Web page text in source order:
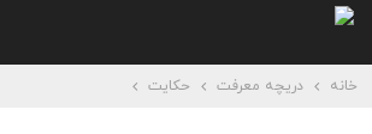
خانه دریچه معرفت حکایت